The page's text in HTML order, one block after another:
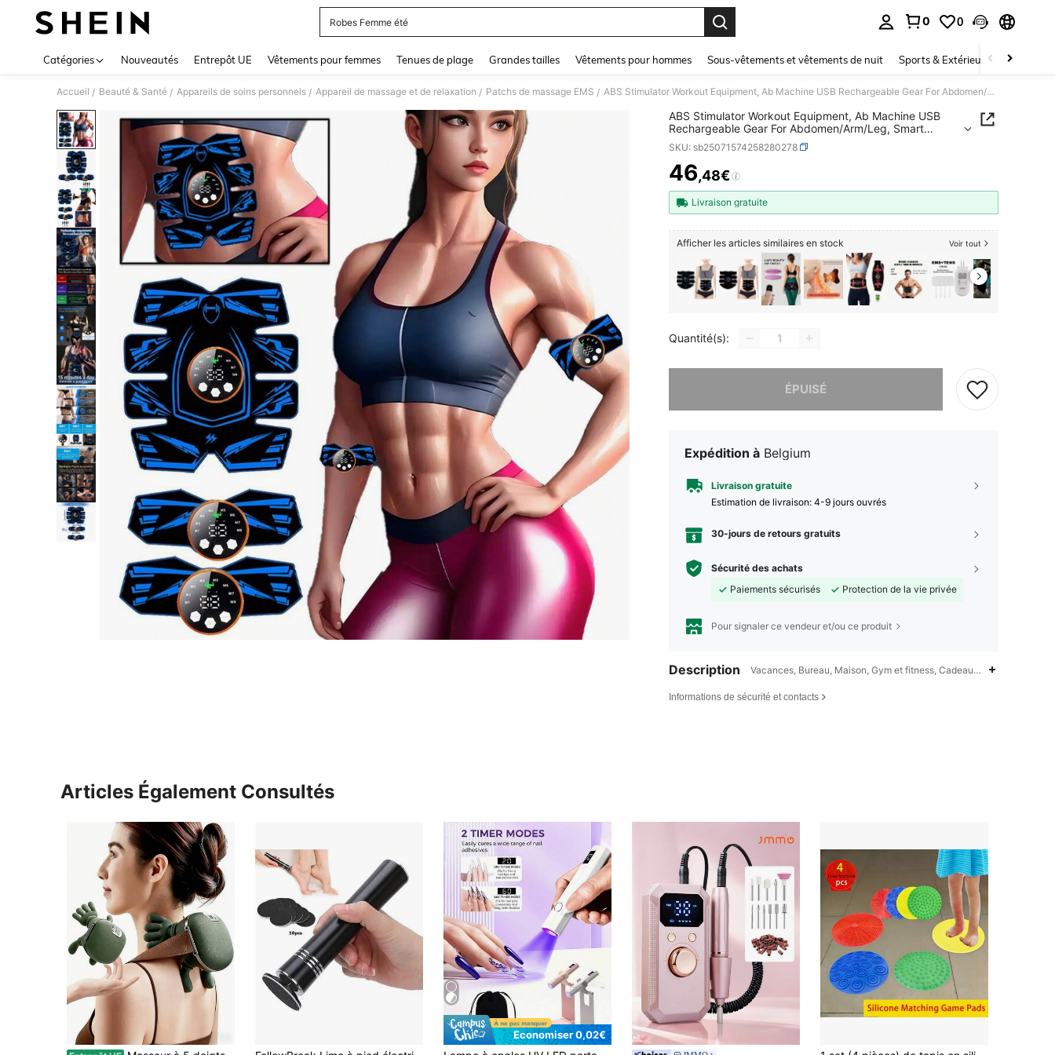
Robes Femme été
0 0
Catégories Nouveautés Entrepôt UE Vêtements pour femmes Tenues de plage Grandes tailles Vêtements pour hommes Sous-vêtements et vêtements de nuit Sports & Extérieur Enfants
Accueil / Beauté & Santé / Appareils de soins personnels / Appareil de massage et de relaxation / Patchs de massage EMS / ABS Stimulator Workout Equipment, Ab Machine USB Rechargeable Gear For Abdomen/Arm/Leg, Smart Shaping Trainer For V Face, EMS Wireless ABS Muscle Stimulator
ABS Stimulator Workout Equipment, Ab Machine USB
Rechargeable Gear For Abdomen/Arm/Leg, Smart
Shaping Trainer For V Face, EMS Wireless ABS Muscle
Stimulator
SKU: sb25071574258280278
PRICE AND AVAILABILITY
46,48€
Livraison gratuite
Afficher les articles similaires en stock Voir tout
Quantité(s):
ÉPUISÉ
Désolés, ce produit est épuisé.
Expédition à Belgium
Livraison gratuite
Estimation de livraison: 4-9 jours ouvrés
30-jours de retours gratuits
Sécurité des achats
Paiements sécurisés
Protection de la vie privée
Pour signaler ce vendeur et/ou ce produit
Description Vacances, Bureau, Maison, Gym et fitness, Cadeau,Noir,Instrument
Informations de sécurité et contacts
Articles Également Consultés
Économiser 0,02€